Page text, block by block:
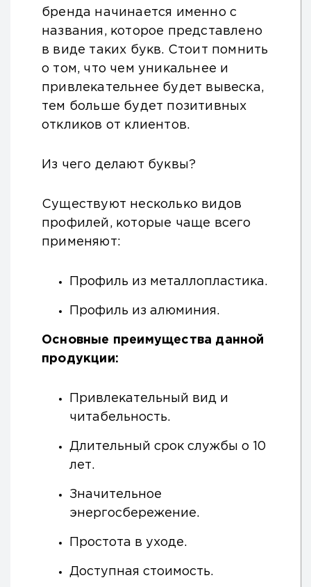
бренда начинается именно с
названия, которое представлено
в виде таких букв. Стоит помнить
о том, что чем уникальнее и
привлекательнее будет вывеска,
тем больше будет позитивных
откликов от клиентов.
Из чего делают буквы?
Существуют несколько видов
профилей, которые чаще всего
применяют:
Профиль из металлопластика.
Профиль из алюминия.
Основные преимущества данной
продукции:
Привлекательный вид и
читабельность.
Длительный срок службы о 10
лет.
Значительное
энергосбережение.
Простота в уходе.
Доступная стоимость.